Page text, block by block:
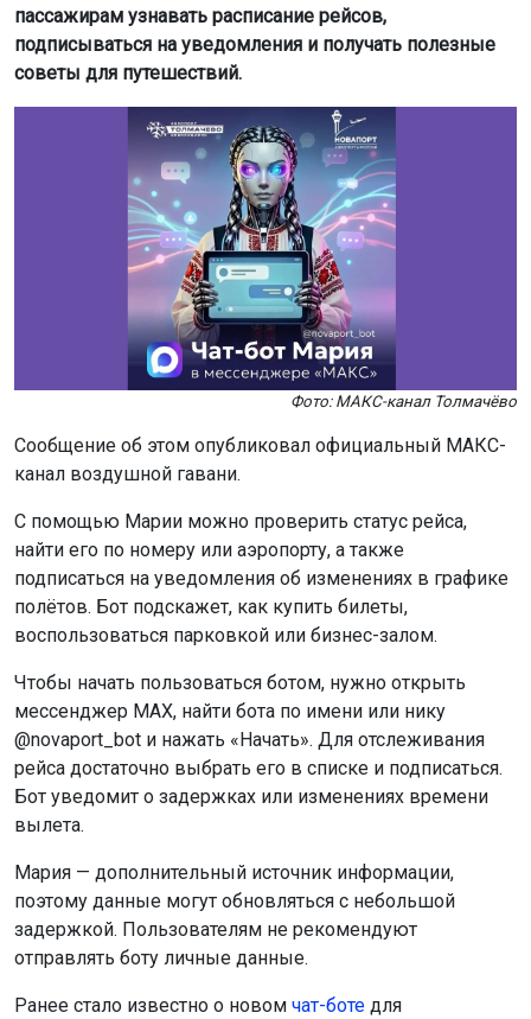
пассажирам узнавать расписание рейсов,
подписываться на уведомления и получать полезные
советы для путешествий.
Фото: МАКС-канал Толмачёво
Сообщение об этом опубликовал официальный МАКС-
канал воздушной гавани.
С помощью Марии можно проверить статус рейса,
найти его по номеру или аэропорту, а также
подписаться на уведомления об изменениях в графике
полётов. Бот подскажет, как купить билеты,
воспользоваться парковкой или бизнес-залом.
Чтобы начать пользоваться ботом, нужно открыть
мессенджер MAX, найти бота по имени или нику
@novaport_bot и нажать «Начать». Для отслеживания
рейса достаточно выбрать его в списке и подписаться.
Бот уведомит о задержках или изменениях времени
вылета.
Мария — дополнительный источник информации,
поэтому данные могут обновляться с небольшой
задержкой. Пользователям не рекомендуют
отправлять боту личные данные.
Ранее стало известно о новом чат-боте для